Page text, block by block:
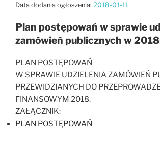
Data dodania ogłoszenia: 2018-01-11
Plan postępowań w sprawie
zamówień publicznych w
PLAN POSTĘPOWAŃ
W SPRAWIE UDZIELENIA ZAMÓWIEŃ
PRZEWIDZIANYCH DO
FINANSOWYM 2018.
ZAŁĄCZNIK:
PLAN POSTĘPOWAŃ